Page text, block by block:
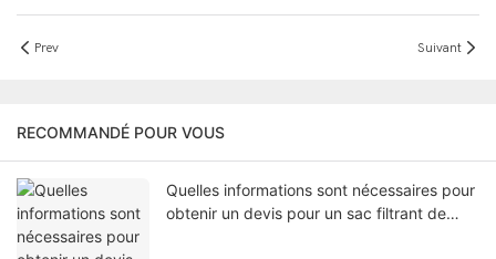
Prev Suivant
RECOMMANDÉ POUR VOUS
Quelles informations sont nécessaires pour
obtenir un devis pour un sac filtrant de